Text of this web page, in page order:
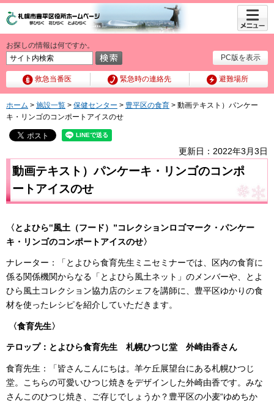
PC版を表示
お探しの情報は何ですか。
救急当番医 緊急時の連絡先 避難場所
メニュ
ー
ホーム > 施設一覧 > 保健センター > 豊平区の食育 > 動画テキスト）パンケー
キ・リンゴのコンポートアイスのせ
更新日：2022年3月3日
動画テキスト）パンケーキ・リンゴのコンポ
ートアイスのせ
〈とよひら‟風土（フード）”コレクションロゴマーク・パンケー
キ・リンゴのコンポートアイスのせ〉
ナレーター：「とよひら食育先生ミニセミナーでは、区内の食育に
係る関係機関からなる「とよひら風土ネット」のメンバーや、とよ
ひら風土コレクション協力店のシェフを講師に、豊平区ゆかりの食
材を使ったレシピを紹介していただきます。
〈食育先生〉
テロップ： とよひら食育先生 札幌ひつじ堂 外崎由香さん
食育先生：「皆さんこんにちは。羊ケ丘展望台にある札幌ひつじ
堂。こちらの可愛いひつじ焼きをデザインした外崎由香です。みな
さんこのひつじ焼き、ご存じでしょうか？豊平区の小麦“ゆめちか